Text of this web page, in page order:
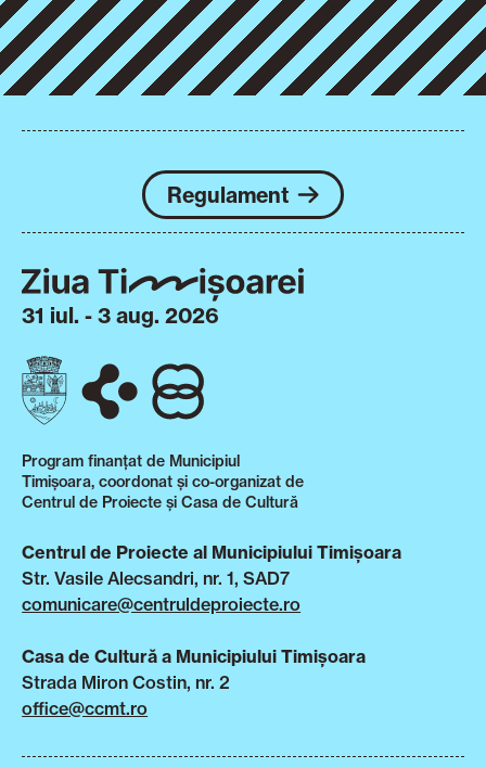
Regulament
31 iul. - 3 aug. 2026
Program finanțat de Municipiul
Timișoara, coordonat și co-organizat de
Centrul de Proiecte și Casa de Cultură
Centrul de Proiecte al Municipiului Timișoara
Str. Vasile Alecsandri, nr. 1, SAD7
comunicare@centruldeproiecte.ro
Casa de Cultură a Municipiului Timișoara
Strada Miron Costin, nr. 2
office@ccmt.ro